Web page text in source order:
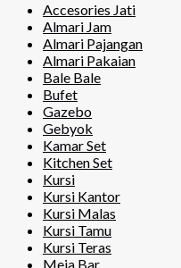
Accesories Jati
Almari Jam
Almari Pajangan
Almari Pakaian
Bale Bale
Bufet
Gazebo
Gebyok
Kamar Set
Kitchen Set
Kursi
Kursi Kantor
Kursi Malas
Kursi Tamu
Kursi Teras
Meja Bar